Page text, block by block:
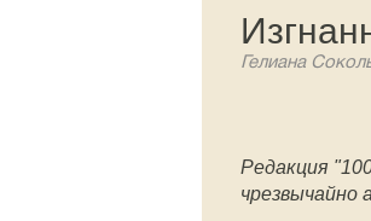
Гелиана
Редакция